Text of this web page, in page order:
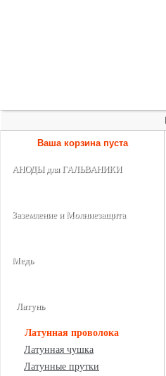
Ваша корзина пуста
АНОДЫ для ГАЛЬВАНИКИ
Заземление и Молниезащита
Медь
Латунь
Латунная проволока
Латунная чушка
Латунные прутки